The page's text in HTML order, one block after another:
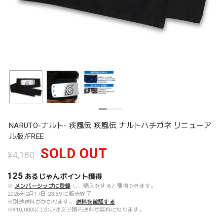
NARUTO-ナルト- 疾風伝 疾風伝 ナルトハチガネ リニューア
ル版/FREE
¥4,180 SOLD OUT
125 あるじゃんポイント獲得
※ メンバーシップに登録 し、購入をすると獲得できます。
2026年2月17日 23:59 に販売終了
※別途送料がかかります。
送料を確認する
※¥10,000以上のご注文で国内送料が無料になります。